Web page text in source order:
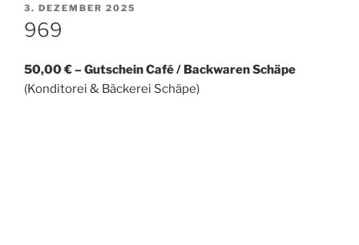
VERÖFFENTLICHT
AM
3. DEZEMBER 2025
969
50,00 € – Gutschein Café / Backwaren Schäpe
(Konditorei & Bäckerei Schäpe)